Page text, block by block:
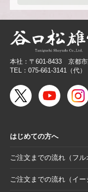
2026.2.26
【無料
める専
2026.2.19 【色紙
2025.10.28
【新商
こが描
ッズ〈
2025.10.16
日付誤
本社：〒601-8433 京都
TEL：075-661-3141（代
はじめての方へ
ご注文までの流れ（フル
ご注文までの流れ（イー